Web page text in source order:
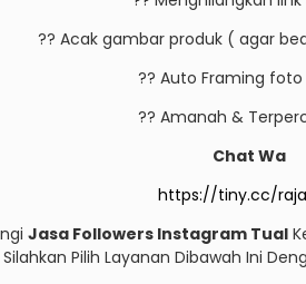
?? Acak gambar produk ( agar
?? Auto Framing
?? Amanah &
Chat Wa
https://tiny.cc/
Jasa Followers Instagram Tual
Pilih Layanan Dibawah Ini